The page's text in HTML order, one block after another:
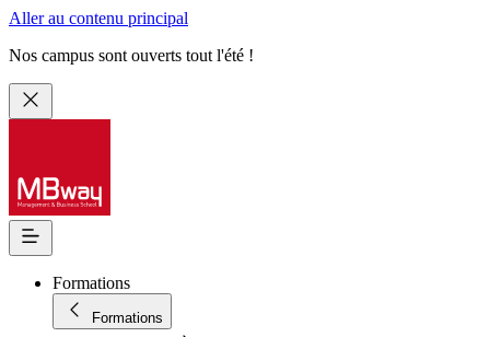
Aller au contenu principal
Nos campus sont ouverts tout l'été !
Formations
Formations